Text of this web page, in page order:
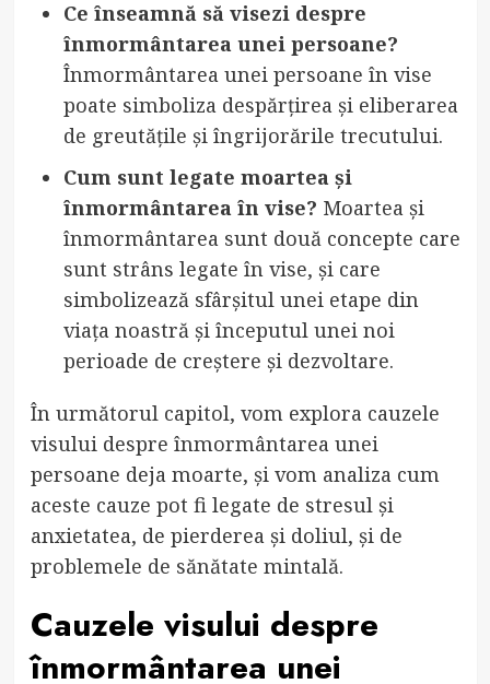
Ce înseamnă să visezi despre
înmormântarea unei persoane?
Înmormântarea unei persoane în vise
poate simboliza despărțirea și eliberarea
de greutățile și îngrijorările trecutului.
Cum sunt legate moartea și
înmormântarea în vise? Moartea și
înmormântarea sunt două concepte care
sunt strâns legate în vise, și care
simbolizează sfârșitul unei etape din
viața noastră și începutul unei noi
perioade de creștere și dezvoltare.
În următorul capitol, vom explora cauzele
visului despre înmormântarea unei
persoane deja moarte, și vom analiza cum
aceste cauze pot fi legate de stresul și
anxietatea, de pierderea și doliul, și de
problemele de sănătate mintală.
Cauzele visului despre
înmormântarea unei